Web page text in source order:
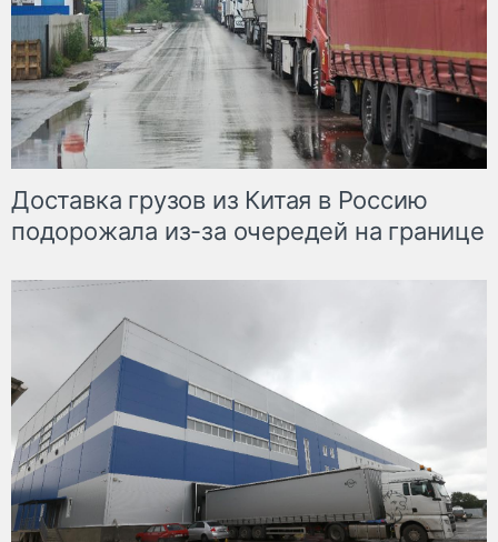
Доставка грузов из Китая в Россию
подорожала из-за очередей на границе